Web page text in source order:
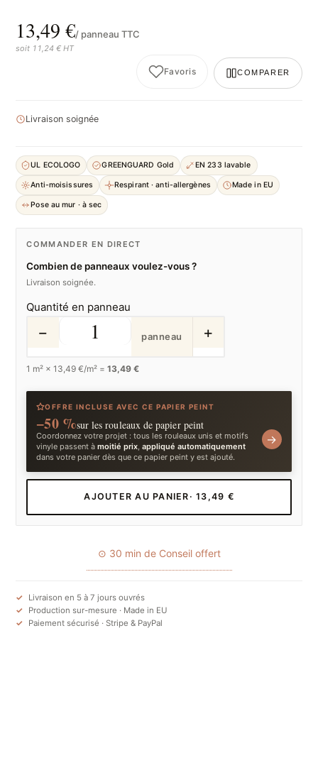
13,49 €/ panneau TTC
soit 11,24 € HT
Favoris COMPARER
Livraison soignée
UL ECOLOGO GREENGUARD Gold EN 233 lavable
Anti-moisissures Respirant · anti-allergènes Made in EU
Pose au mur · à sec
COMMANDER EN DIRECT
Combien de panneaux voulez-vous ?
Livraison soignée.
Quantité en panneau
− panneau +
1 m² ×13,49 €/m² =13,49 €
OFFRE INCLUSE AVEC CE PAPIER PEINT
−50 %sur les rouleaux de papier peint
Coordonnez votre projet : tous les rouleaux unis et motifs
vinyle passent àmoitié prix,appliqué automatiquement
dans votre panier dès que ce papier peint y est ajouté.
→
AJOUTER AU PANIER · 13,49 €
⊙ 30 min de Conseil offert
Livraison en 5 à 7 jours ouvrés
Production sur-mesure · Made in EU
Paiement sécurisé · Stripe & PayPal